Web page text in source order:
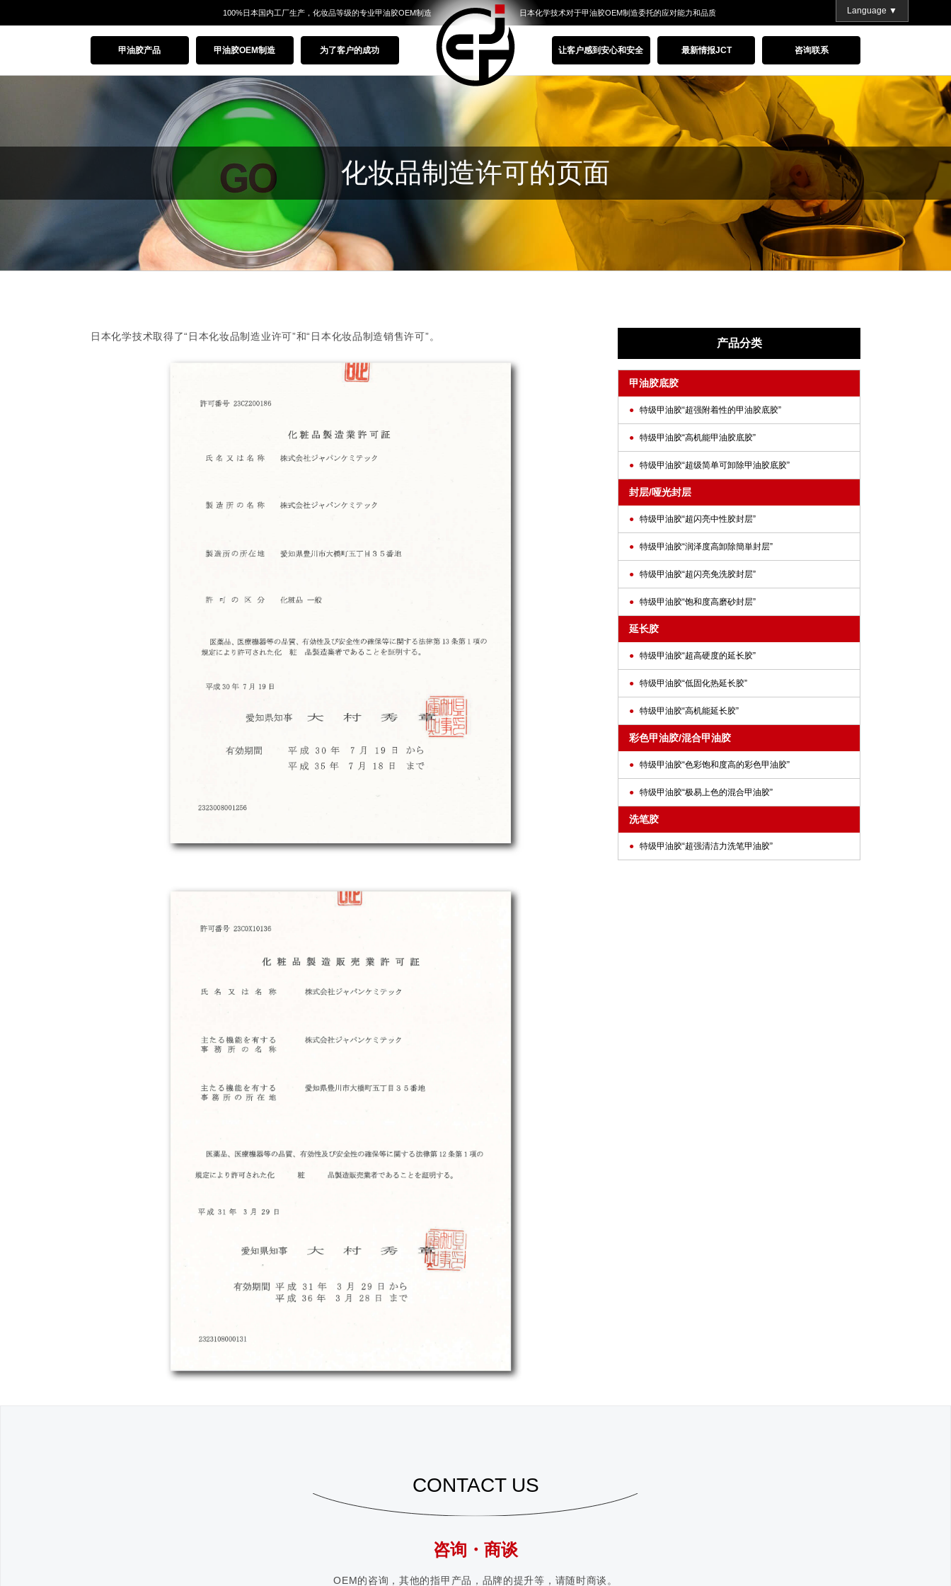
Language ▼
100%日本国内工厂生产，化妆品等级的专业甲油胶OEM制造 日本化学技术对于甲油胶OEM制造委托的应对能力和品质
甲油胶产品 甲油胶OEM制造 为了客户的成功 让客户感到安心和安全 最新情报JCT 咨询联系
化妆品制造许可的页面
日本化学技术取得了“日本化妆品制造业许可”和“日本化妆品制造销售许可”。
产品分类
甲油胶底胶
特级甲油胶“超强附着性的甲油胶底胶”
特级甲油胶“高机能甲油胶底胶”
特级甲油胶“超级简单可卸除甲油胶底胶”
封层/哑光封层
特级甲油胶“超闪亮中性胶封层”
特级甲油胶“润泽度高卸除簡単封层”
特级甲油胶“超闪亮免洗胶封层”
特级甲油胶“饱和度高磨砂封层”
延长胶
特级甲油胶“超高硬度的延长胶”
特级甲油胶“低固化热延长胶”
特级甲油胶“高机能延长胶”
彩色甲油胶/混合甲油胶
特级甲油胶“色彩饱和度高的彩色甲油胶”
特级甲油胶“极易上色的混合甲油胶”
洗笔胶
特级甲油胶“超强清洁力洗笔甲油胶”
CONTACT US
咨询・商谈
OEM的咨询，其他的指甲产品，品牌的提升等，请随时商谈。